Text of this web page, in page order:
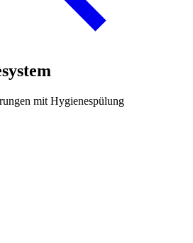
mit Hygienespülung